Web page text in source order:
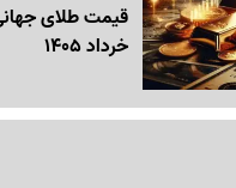
خرداد 1405